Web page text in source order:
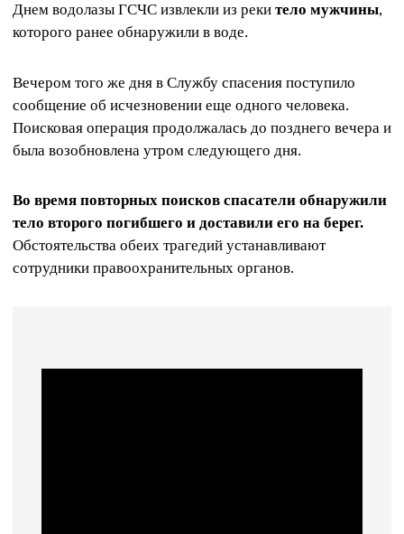
Днем водолазы ГСЧС извлекли из реки тело мужчины,
которого ранее обнаружили в воде.
Вечером того же дня в Службу спасения поступило
сообщение об исчезновении еще одного человека.
Поисковая операция продолжалась до позднего вечера и
была возобновлена утром следующего дня.
Во время повторных поисков спасатели обнаружили
тело второго погибшего и доставили его на берег.
Обстоятельства обеих трагедий устанавливают
сотрудники правоохранительных органов.